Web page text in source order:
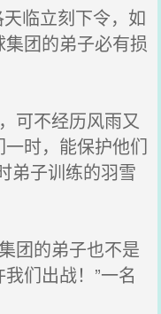
临立刻下令，如
团的弟子必有损
可不经历风雨又
时，能保护他们
弟子训练的羽雪
团的弟子也不是
们出战！”一名